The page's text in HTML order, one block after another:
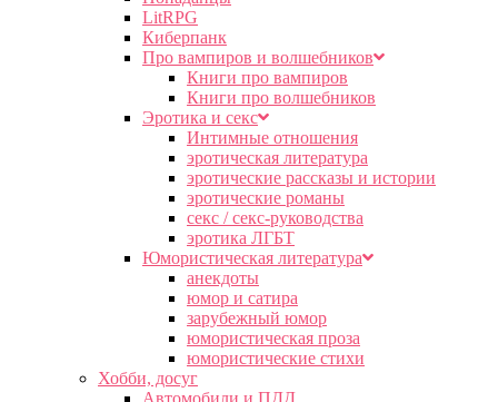
LitRPG
Киберпанк
Про вампиров и волшебников
Книги про вампиров
Книги про волшебников
Эротика и секс
Интимные отношения
эротическая литература
эротические рассказы и истории
эротические романы
секс / секс-руководства
эротика ЛГБТ
Юмористическая литература
анекдоты
юмор и сатира
зарубежный юмор
юмористическая проза
юмористические стихи
Хобби, досуг
Автомобили и ПДД